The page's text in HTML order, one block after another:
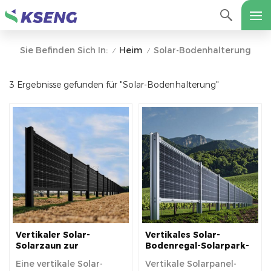
Sie Befinden Sich In: / Heim / Solar-Bodenhalterung
3 Ergebnisse gefunden für "Solar-Bodenhalterung"
Vertikaler Solar-
Solarzaun zur
Bauernhof
Eine vertikale Solar-
Vertikales Solar-
Bodenregal-Solarpark-
Vertikale Solarpanel-